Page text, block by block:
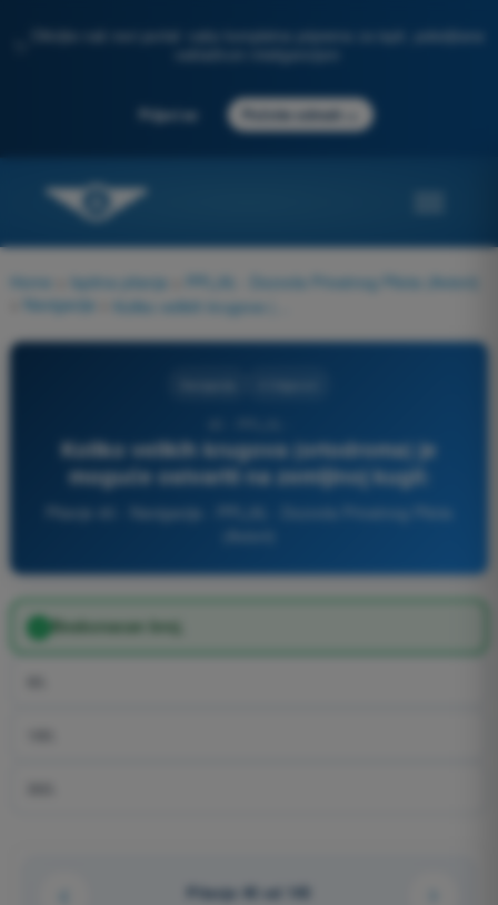
Otkrijte naš novi portal: vaša kompletna priprema za ispit, poboljšana
Prijavi se Počnite odmah
Home Ispitna pitanja
PPL(A) - Dozvola Privatnog Pilota (Avioni)
Navigacija
Koliko velikih krugova (ortodroma) je
moguće ostvariti na zemljinoj kugli:
Pitanje 40 - Navigacija - PPL(A) - Dozvola Privatnog Pilota
Beskonacan broj.
Pitanje 40 od 145